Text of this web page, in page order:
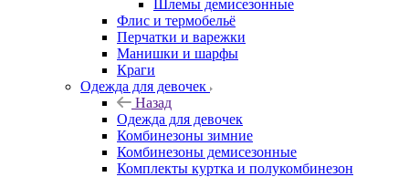
Шлемы демисезонные
Флис и термобельё
Перчатки и варежки
Манишки и шарфы
Краги
Одежда для девочек
Назад
Одежда для девочек
Комбинезоны зимние
Комбинезоны демисезонные
Комплекты куртка и полукомбинезон